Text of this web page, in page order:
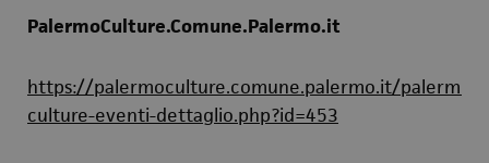
PalermoCulture.Comune.Palermo.it
https://palermoculture.comune.palermo.it/palermo-
culture-eventi-dettaglio.php?id=453